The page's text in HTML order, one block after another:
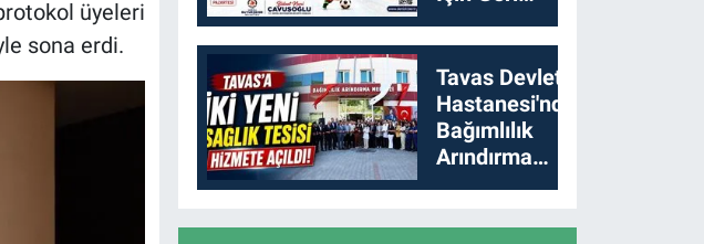
üyeleri
sona erdi.
Sayım
Başladı
Tavas Devlet
Hastanesi'nde
Bağımlılık
Arındırma
Merkezi